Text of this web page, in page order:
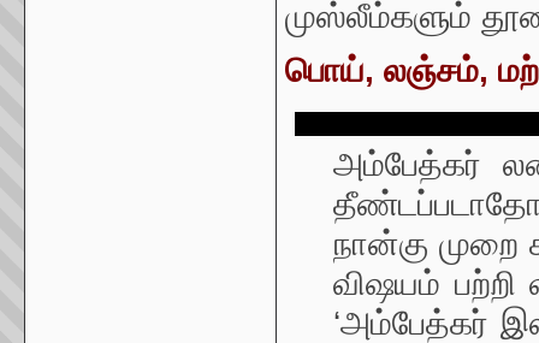
முஸ்லீம்களும்
பொய், லஞ்சம்,
அம்பேத்கர்
நான்கு முறை
விஷயம் பற்றி
‘அம்பேத்கர்